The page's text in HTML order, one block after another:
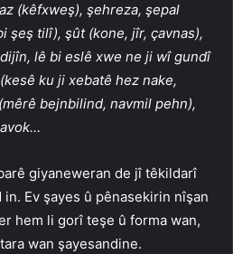
(kêfxweş), şehreza, şepal
şeş tilî), şût (kone, jîr, çavnas),
lê bi eslê xwe ne ji wî gundî
ku ji xebatê hez nake,
bejnbilind, navmil pehn),
giyaneweran de jî têkildarî
Ev şayes û pênasekirin nîşan
hem li gorî teşe û forma wan,
wan şayesandine.